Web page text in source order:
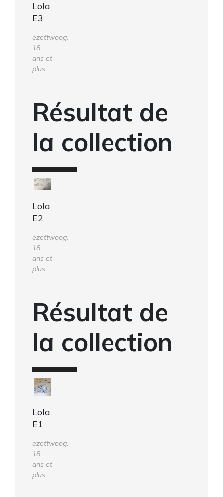
Lola
E3
ezettwoog,
18
ans et
plus
Résultat de
la collection
Lola
E2
ezettwoog,
18
ans et
plus
Résultat de
la collection
Lola
E1
ezettwoog,
18
ans et
plus